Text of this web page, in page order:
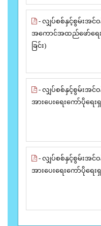
- လျှပ်စစ်နှင့်စွမ်းအင်ဝ
အကောင်အထည်ဖော်ရေး
ခြင်း)
- လျှပ်စစ်နှင့်စွမ်းအင်
အားပေးရေးကော်ပိုရေး
- လျှပ်စစ်နှင့်စွမ်းအင်ဝ
အားပေးရေးကော်ပိုရေး